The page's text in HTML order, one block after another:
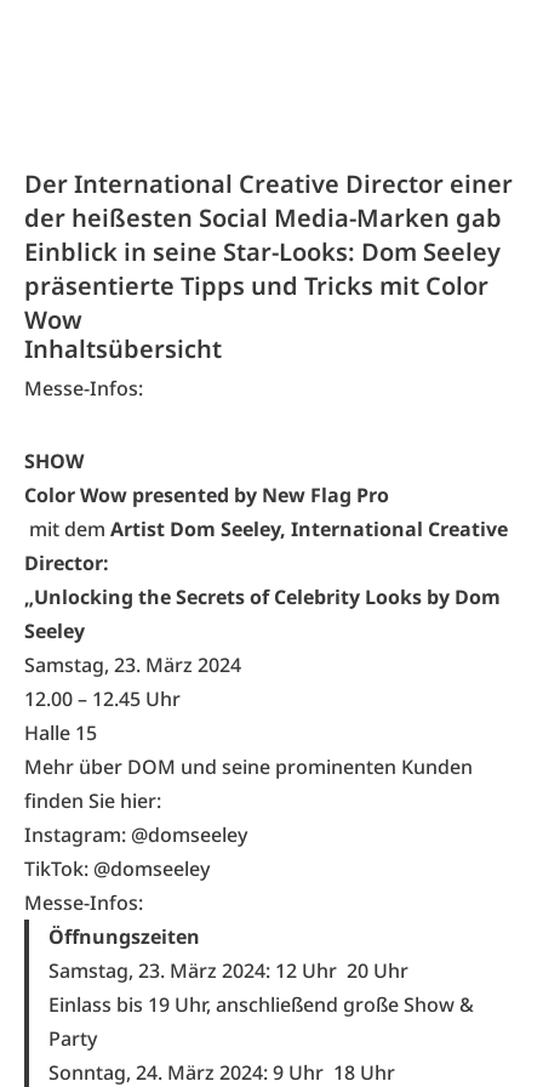
Der International Creative Director einer
der heißesten Social Media-Marken gab
Einblick in seine Star-Looks: Dom Seeley
präsentierte Tipps und Tricks mit Color
Wow
Inhaltsübersicht
Messe-Infos:
SHOW
Color Wow presented by New Flag Pro
mit dem Artist Dom Seeley, International Creative
Director:
„Unlocking the Secrets of Celebrity Looks by Dom
Seeley
Samstag, 23. März 2024
12.00 – 12.45 Uhr
Halle 15
Mehr über DOM und seine prominenten Kunden
finden Sie hier:
Instagram: @domseeley
TikTok: @domseeley
Messe-Infos:
Öffnungszeiten
Samstag, 23. März 2024: 12 Uhr 20 Uhr
Einlass bis 19 Uhr, anschließend große Show &
Party
Sonntag, 24. März 2024: 9 Uhr 18 Uhr